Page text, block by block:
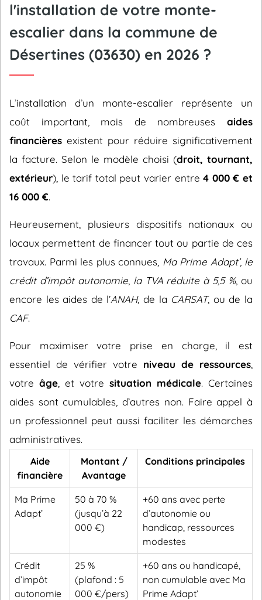
l'installation de votre monte-
escalier dans la commune de
Désertines (03630) en 2026 ?
L’installation d’un monte-escalier représente un
coût important, mais de nombreuses aides
financières existent pour réduire significativement
la facture. Selon le modèle choisi (droit, tournant,
extérieur), le tarif total peut varier entre4 000 € et
16 000 €.
Heureusement, plusieurs dispositifs nationaux ou
locaux permettent de financer tout ou partie de ces
travaux. Parmi les plus connues, Ma Prime Adapt’, le
crédit d’impôt autonomie, la TVA réduite à 5,5 %, ou
encore les aides de l’ANAH, de la CARSAT, ou de la
CAF.
Pour maximiser votre prise en charge, il est
essentiel de vérifier votre niveau de ressources
votre âge , et votre situation médicale. Certaines
aides sont cumulables, d’autres non. Faire appel à
un professionnel peut aussi faciliter les démarches
administratives.
Aide
financière
Montant /
Avantage
Conditions principales
Ma Prime
Adapt’
50 à 70 %
(jusqu’à 22
000 €)
+60 ans avec perte
d’autonomie ou
handicap, ressources
modestes
Crédit
d’impôt
autonomie
25 %
(plafond : 5
000 €/pers)
+60 ans ou handicapé,
non cumulable avec Ma
Prime Adapt’